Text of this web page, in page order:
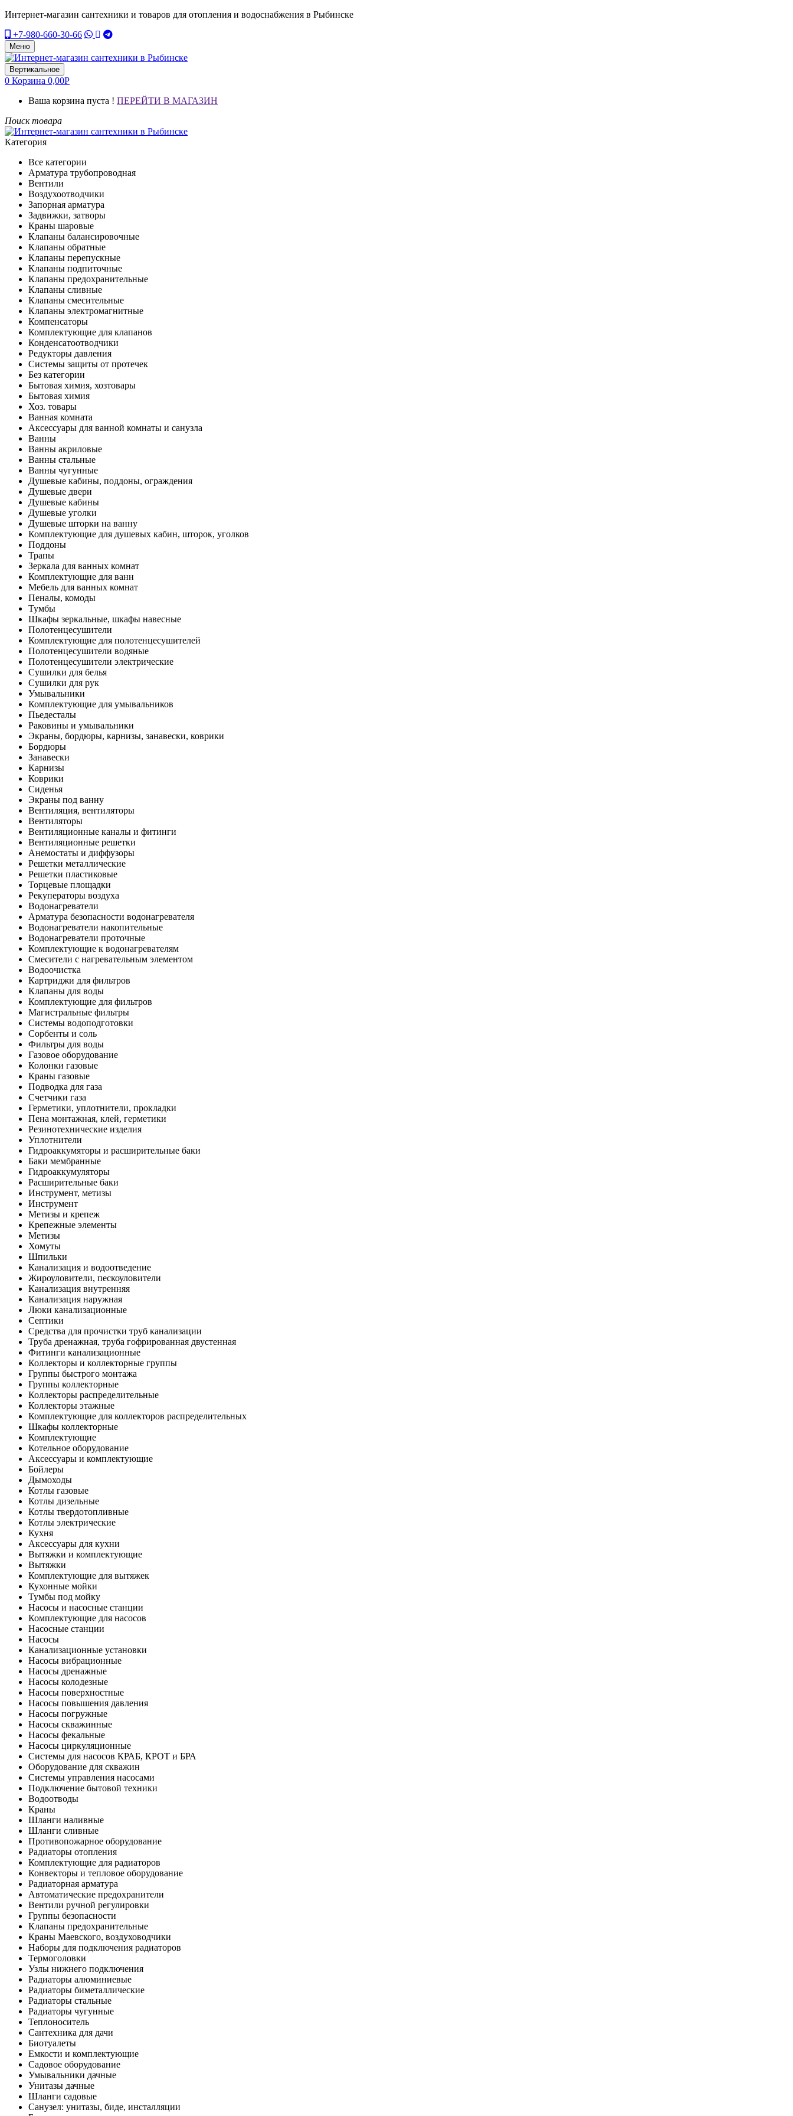
Интернет-магазин сантехники и товаров для отопления и водоснабжения в Рыбинске
+7-980-660-30-66
Меню
Вертикальное
0 Корзина 0,00Р
Ваша корзина пуста ! ПЕРЕЙТИ В МАГАЗИН
Поиск товара
Категория
Все категории
Арматура трубопроводная
Вентили
Воздухоотводчики
Запорная арматура
Задвижки, затворы
Краны шаровые
Клапаны балансировочные
Клапаны обратные
Клапаны перепускные
Клапаны подпиточные
Клапаны предохранительные
Клапаны сливные
Клапаны смесительные
Клапаны электромагнитные
Компенсаторы
Комплектующие для клапанов
Конденсатоотводчики
Редукторы давления
Системы защиты от протечек
Без категории
Бытовая химия, хозтовары
Бытовая химия
Хоз. товары
Ванная комната
Аксессуары для ванной комнаты и санузла
Ванны
Ванны акриловые
Ванны стальные
Ванны чугунные
Душевые кабины, поддоны, ограждения
Душевые двери
Душевые кабины
Душевые уголки
Душевые шторки на ванну
Комплектующие для душевых кабин, шторок, уголков
Поддоны
Трапы
Зеркала для ванных комнат
Комплектующие для ванн
Мебель для ванных комнат
Пеналы, комоды
Тумбы
Шкафы зеркальные, шкафы навесные
Полотенцесушители
Комплектующие для полотенцесушителей
Полотенцесушители водяные
Полотенцесушители электрические
Сушилки для белья
Сушилки для рук
Умывальники
Комплектующие для умывальников
Пьедесталы
Раковины и умывальники
Экраны, бордюры, карнизы, занавески, коврики
Бордюры
Занавески
Карнизы
Коврики
Сиденья
Экраны под ванну
Вентиляция, вентиляторы
Вентиляторы
Вентиляционные каналы и фитинги
Вентиляционные решетки
Анемостаты и диффузоры
Решетки металлические
Решетки пластиковые
Торцевые площадки
Рекуператоры воздуха
Водонагреватели
Арматура безопасности водонагревателя
Водонагреватели накопительные
Водонагреватели проточные
Комплектующие к водонагревателям
Смесители с нагревательным элементом
Водоочистка
Картриджи для фильтров
Клапаны для воды
Комплектующие для фильтров
Магистральные фильтры
Системы водоподготовки
Сорбенты и соль
Фильтры для воды
Газовое оборудование
Колонки газовые
Краны газовые
Подводка для газа
Счетчики газа
Герметики, уплотнители, прокладки
Пена монтажная, клей, герметики
Резинотехнические изделия
Уплотнители
Гидроаккумяторы и расширительные баки
Баки мембранные
Гидроаккумуляторы
Расширительные баки
Инструмент, метизы
Инструмент
Метизы и крепеж
Крепежные элементы
Метизы
Хомуты
Шпильки
Канализация и водоотведение
Жироуловители, пескоуловители
Канализация внутренняя
Канализация наружная
Люки канализационные
Септики
Средства для прочистки труб канализации
Труба дренажная, труба гофрированная двустенная
Фитинги канализационные
Коллекторы и коллекторные группы
Группы быстрого монтажа
Группы коллекторные
Коллекторы распределительные
Коллекторы этажные
Комплектующие для коллекторов распределительных
Шкафы коллекторные
Комплектующие
Котельное оборудование
Аксессуары и комплектующие
Бойлеры
Дымоходы
Котлы газовые
Котлы дизельные
Котлы твердотопливные
Котлы электрические
Кухня
Аксессуары для кухни
Вытяжки и комплектующие
Вытяжки
Комплектующие для вытяжек
Кухонные мойки
Тумбы под мойку
Насосы и насосные станции
Комплектующие для насосов
Насосные станции
Насосы
Канализационные установки
Насосы вибрационные
Насосы дренажные
Насосы колодезные
Насосы поверхностные
Насосы повышения давления
Насосы погружные
Насосы скважинные
Насосы фекальные
Насосы циркуляционные
Системы для насосов КРАБ, КРОТ и БРА
Оборудование для скважин
Системы управления насосами
Подключение бытовой техники
Водоотводы
Краны
Шланги наливные
Шланги сливные
Противопожарное оборудование
Радиаторы отопления
Комплектующие для радиаторов
Конвекторы и тепловое оборудование
Радиаторная арматура
Автоматические предохранители
Вентили ручной регулировки
Группы безопасности
Клапаны предохранительные
Краны Маевского, воздуховодчики
Наборы для подключения радиаторов
Термоголовки
Узлы нижнего подключения
Радиаторы алюминиевые
Радиаторы биметаллические
Радиаторы стальные
Радиаторы чугунные
Теплоноситель
Сантехника для дачи
Биотуалеты
Емкости и комплектующие
Садовое оборудование
Умывальники дачные
Унитазы дачные
Шланги садовые
Санузел: унитазы, биде, инсталляции